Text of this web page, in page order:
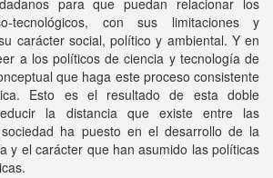
para que puedan relacionar los
tecnológicos, con sus limitaciones y
carácter social, político y ambiental. Y en
a los políticos de ciencia y tecnología de
que haga este proceso consistente
Esto es el resultado de esta doble
la distancia que existe entre las
ha puesto en el desarrollo de la
y el carácter que han asumido las políticas